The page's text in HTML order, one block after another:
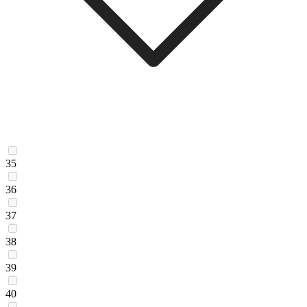
35
36
37
38
39
40